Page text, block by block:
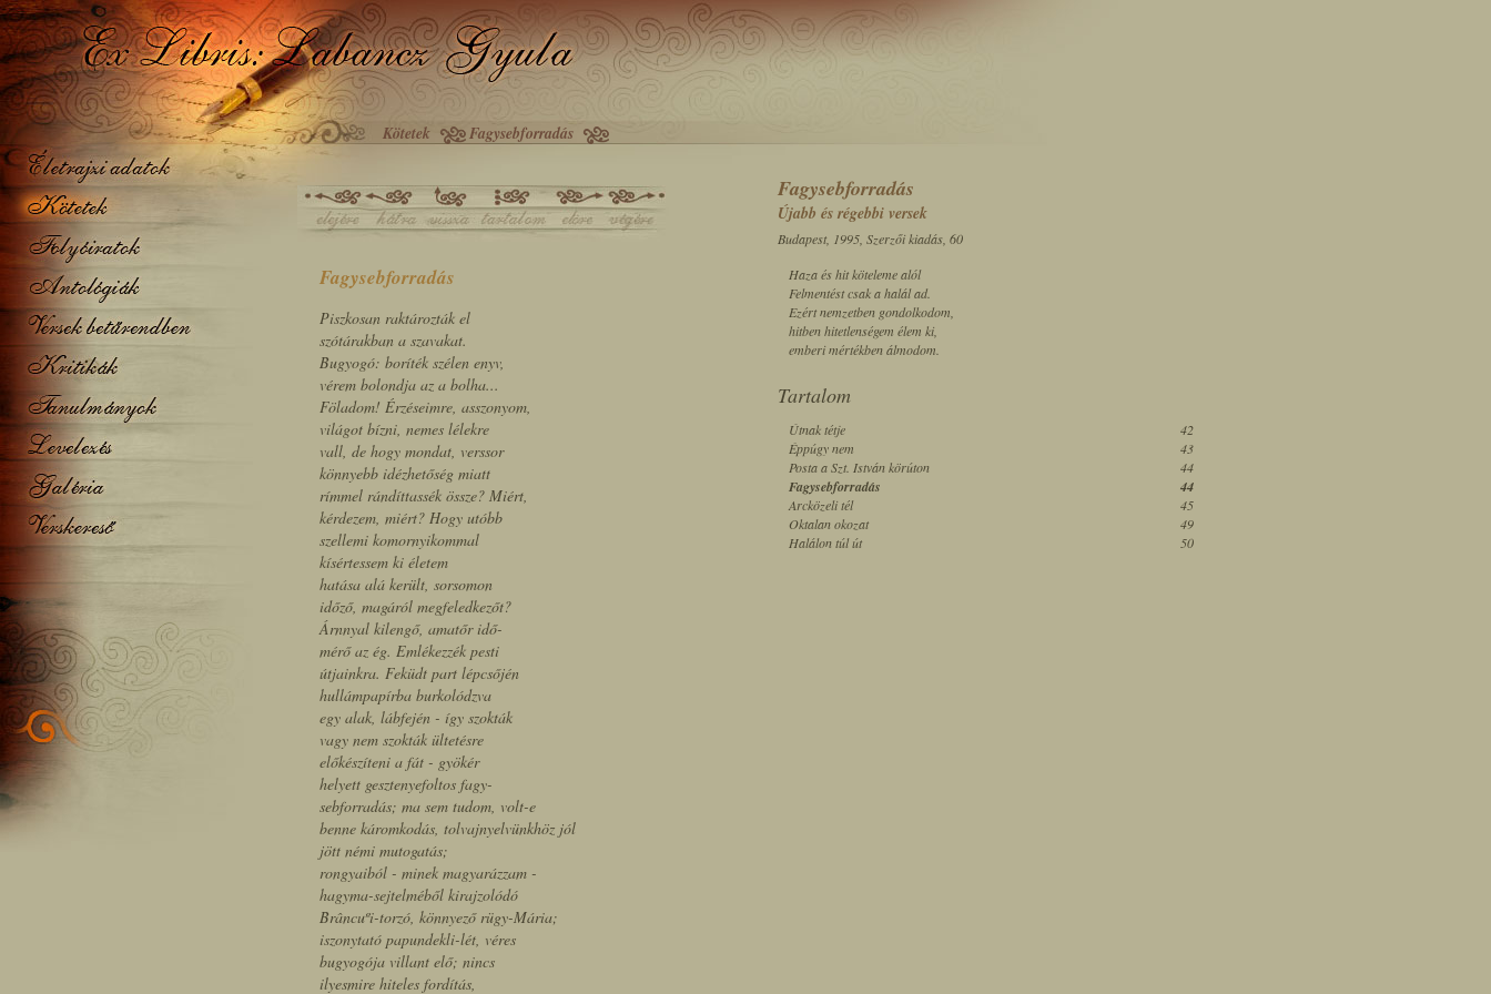
Kötetek Fagysebforradás
Fagysebforradás
Piszkosan raktározták el
szótárakban a szavakat.
Bugyogó: boríték szélen enyv,
vérem bolondja az a bolha...
Föladom! Érzéseimre, asszonyom,
világot bízni, nemes lélekre
vall, de hogy mondat, verssor
könnyebb idézhetőség miatt
rímmel rándíttassék össze? Miért,
kérdezem, miért? Hogy utóbb
szellemi komornyikommal
kísértessem ki életem
hatása alá került, sorsomon
időző, magáról megfeledkezőt?
Árnnyal kilengő, amatőr idő-
mérő az ég. Emlékezzék pesti
útjainkra. Feküdt part lépcsőjén
hullámpapírba burkolódzva
egy alak, lábfején - így szokták
vagy nem szokták ültetésre
előkészíteni a fát - gyökér
helyett gesztenyefoltos fagy-
sebforradás; ma sem tudom, volt-e
benne káromkodás, tolvajnyelvünkhöz jól
jött némi mutogatás;
rongyaiból - minek magyarázzam -
hagyma-sejtelméből kirajzolódó
Brâncuºi-torzó, könnyező rügy-Mária;
iszonytató papundekli-lét, véres
bugyogója villant elő; nincs
ilyesmire hiteles fordítás,
Fagysebforradás
Újabb és régebbi versek
Budapest, 1995, Szerzői kiadás, 60
Haza és hit köteleme alól
Felmentést csak a halál ad.
Ezért nemzetben gondolkodom,
hitben hitetlenségem élem ki,
emberi mértékben álmodom.
Tartalom
Útnak tétje
42
Éppúgy nem
43
Posta a Szt. István körúton
44
Fagysebforradás 44
Arcközeli tél
45
Oktalan okozat
49
Halálon túl út
50